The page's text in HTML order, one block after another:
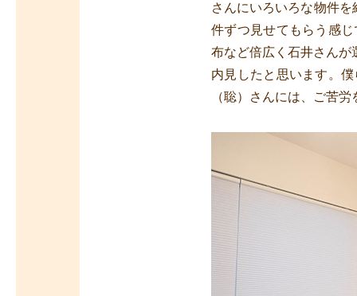
さんにいろいろな物件
件ずつ見せてもらう感
布など倍広く石井さん
内見したと思います。
（聡）さんには、ご苦